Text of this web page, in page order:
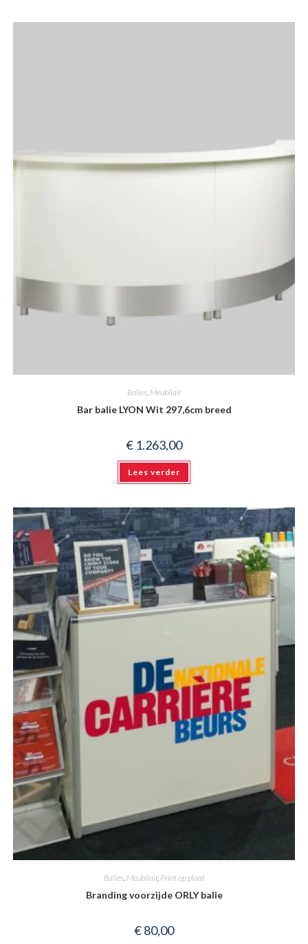
Balies Meubilair
Bar balie LYON Wit 297,6cm breed
€ 1.263,00
Lees verder
Balies, Meubilair, Print op plaat
Branding voorzijde ORLY balie
€80,00